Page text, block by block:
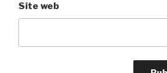
Site web